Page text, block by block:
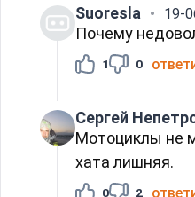
Suoresla 19-
Почему
1 0
Сергей
Мотоциклы не
хата лишняя.
0 2